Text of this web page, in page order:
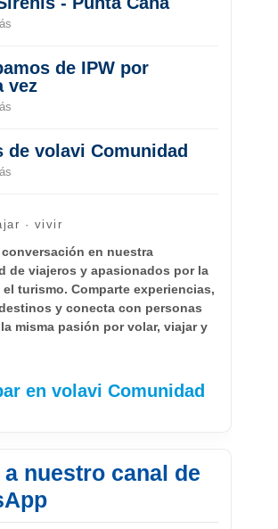
de IPW por
vez
de volavi Comunidad
· vivir
conversación en nuestra
de viajeros y apasionados por la
turismo. Comparte experiencias,
y conecta con personas
misma pasión por volar, viajar y
en volavi Comunidad
a nuestro canal de